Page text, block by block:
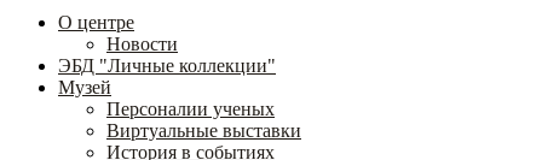
О центре
Новости
ЭБД "Личные коллекции"
Музей
Персоналии ученых
Виртуальные выставки
История в событиях